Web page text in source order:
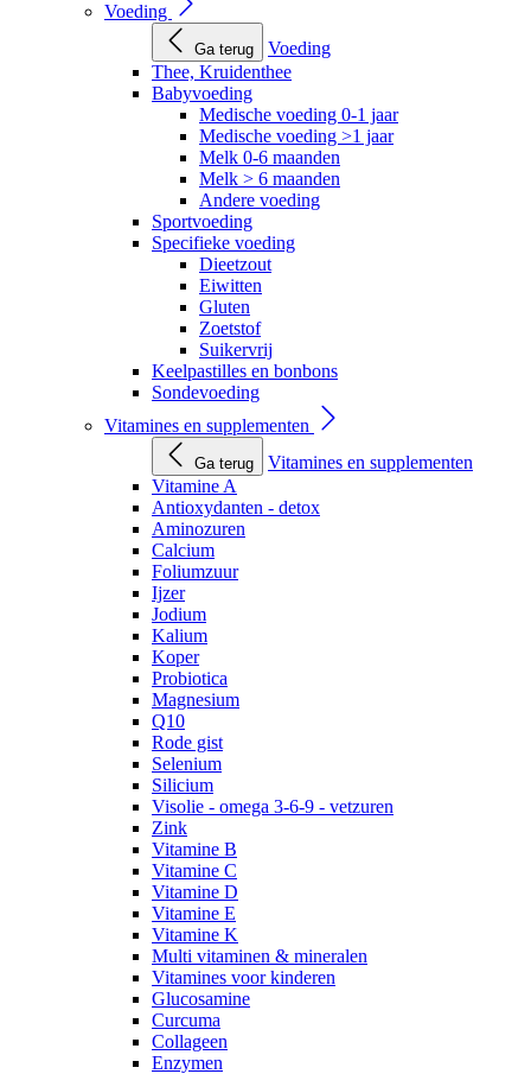
Voeding
Ga terug
Voeding
Thee, Kruidenthee
Babyvoeding
Medische voeding 0-1 jaar
Medische voeding >1 jaar
Melk 0-6 maanden
Melk > 6 maanden
Andere voeding
Sportvoeding
Specifieke voeding
Dieetzout
Eiwitten
Gluten
Zoetstof
Suikervrij
Keelpastilles en bonbons
Sondevoeding
Vitamines en supplementen
Ga terug
Vitamines en supplementen
Vitamine A
Antioxydanten - detox
Aminozuren
Calcium
Foliumzuur
Ijzer
Jodium
Kalium
Koper
Probiotica
Magnesium
Q10
Rode gist
Selenium
Silicium
Visolie - omega 3-6-9 - vetzuren
Zink
Vitamine B
Vitamine C
Vitamine D
Vitamine E
Vitamine K
Multi vitaminen & mineralen
Vitamines voor kinderen
Glucosamine
Curcuma
Collageen
Enzymen